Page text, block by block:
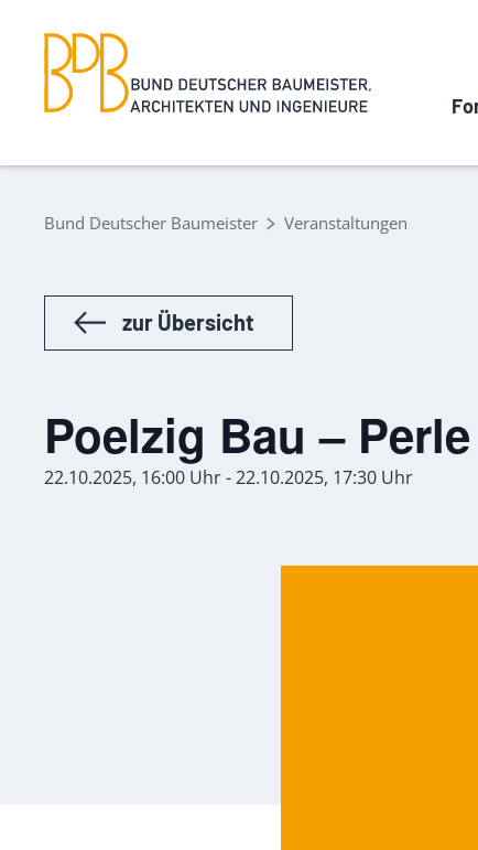
Bund Deutscher Baumeister Veranstaltungen
zur Übersicht
Poelzig Bau –
22.10.2025, 16:00 Uhr - 22.10.2025, 17:30 Uhr